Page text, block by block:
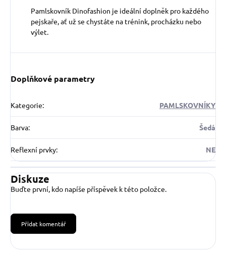
Pamlskovník Dinofashion je ideální doplněk pro každého
pejskaře, ať už se chystáte na trénink, procházku nebo
výlet.
Doplňkové parametry
Kategorie: PAMLSKOVNÍKY
Barva: Šedá
Reflexní prvky: NE
Diskuze
Buďte první, kdo napíše příspěvek k této položce.
Přidat komentář